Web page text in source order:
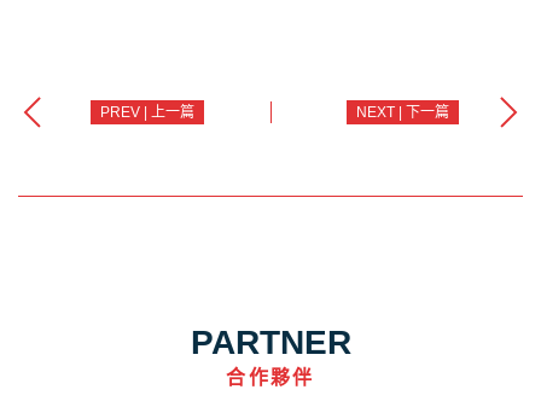
PREV | 上一篇 NEXT | 下一篇
PARTNER
合作夥伴